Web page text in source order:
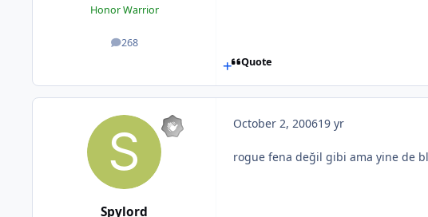
Honor Warrior
268
posts
Quote
Spylord
October 2, 200619 yr
rogue fena değil gibi ama yine de